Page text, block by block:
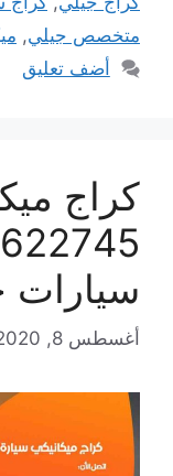
متخصص جيلي,
أضف تعليق
كراج
سيارات
أغسطس 8, 2020